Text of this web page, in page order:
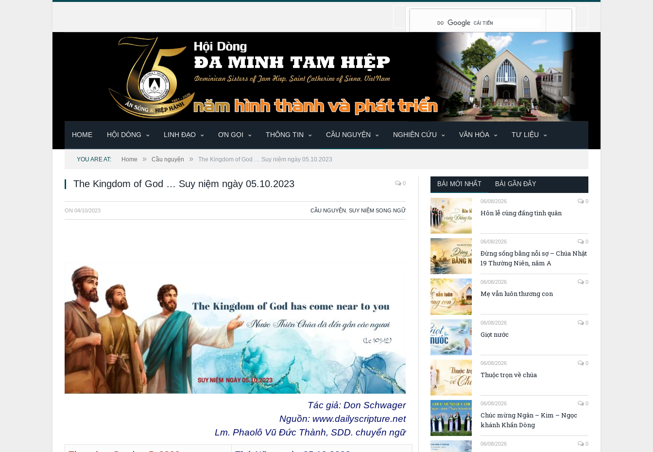
HOME HỘI DÒNG LINH ĐẠO ƠN GỌI THÔNG TIN CẦU NGUYỆN NGHIÊN CỨU VĂN HÓA TƯ LIỆU
YOU ARE AT: Home » Cầu nguyện » The Kingdom of God … Suy niệm ngày 05.10.2023
The Kingdom of God … Suy niệm ngày 05.10.2023 0
ON 04/10/2023 CẦU NGUYỆN SUY NIỆM SONG NGỮ
Tác giả: Don Schwager
Nguồn: www.dailyscripture.net
Lm. Phaolô Vũ Đức Thành, SDD. chuyển ngữ
BÀI MỚI NHẤT BÀI GẦN ĐÂY
06/08/2026 0
Hôn lễ cùng đấng tình quân
06/08/2026 0
Đừng sống bằng nỗi sợ – Chúa Nhật
19 Thường Niên, năm A
06/08/2026 0
Mẹ vẫn luôn thương con
06/08/2026 0
Giọt nước
06/08/2026 0
Thuộc trọn về chúa
06/08/2026 0
Chúc mừng Ngân – Kim – Ngọc
khánh Khấn Dòng
06/08/2026 0